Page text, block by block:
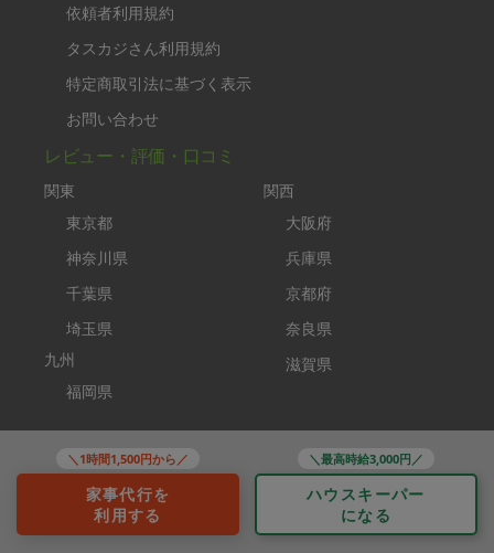
＼1時間1,500円から／
家事代行を
利用する
＼最高時給3,000円／
ハウスキーパー
になる
依頼者利用規約
タスカジさん利用規約
特定商取引法に基づく表示
お問い合わせ
レビュー・評価・口コミ
関東
東京都
神奈川県
千葉県
埼玉県
九州
福岡県
関西
大阪府
兵庫県
京都府
奈良県
滋賀県
タスカジplus
助家事さん